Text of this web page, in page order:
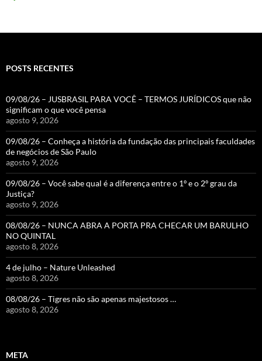
POSTS RECENTES
09/08/26 – JUSBRASIL PARA VOCÊ – TERMOS JURÍDICOS que não
significam o que você pensa
agosto 9, 2026
09/08/26 – Conheça a história da fundação das principais faculdades
de negócios de São Paulo
agosto 9, 2026
09/08/26 – Você sabe qual é a diferença entre o 1º e o 2º grau da
Justiça?
agosto 9, 2026
08/08/26 – NUNCA ABRA A PORTA PRA CHECAR UM BARULHO
NO QUINTAL
agosto 8, 2026
4 de julho – Nature Unleashed
agosto 8, 2026
08/08/26 – Tigres não são apenas majestosos …
agosto 8, 2026
META